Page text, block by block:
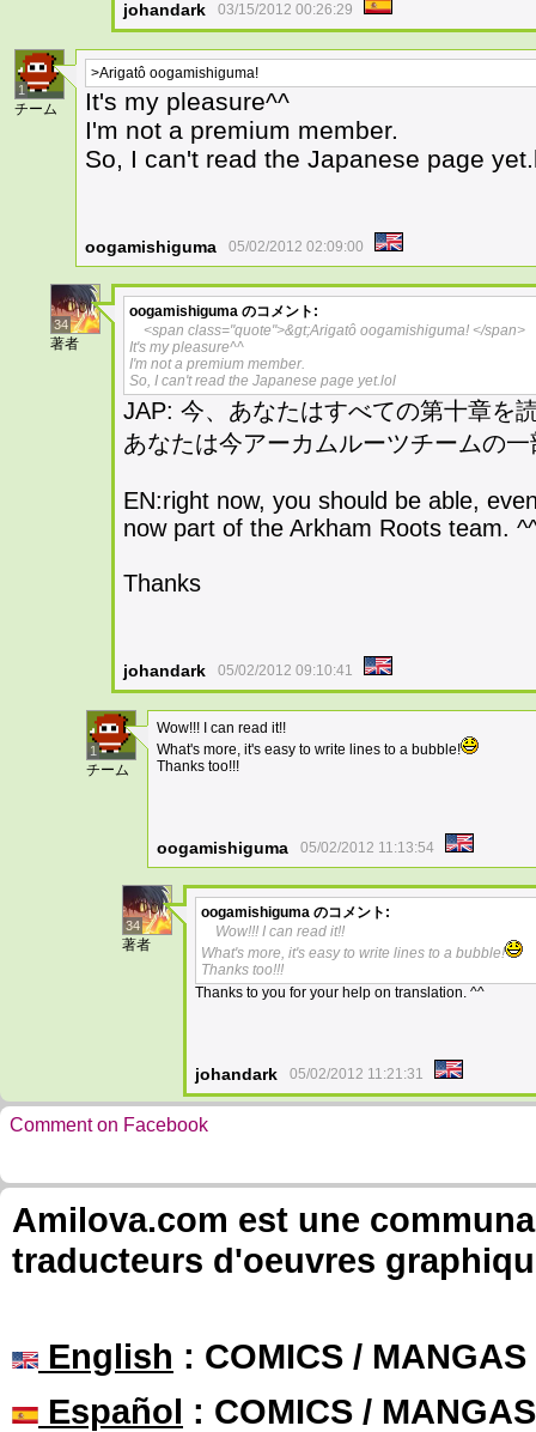
johandark 03/15/2012 00:26:29
1
チーム
>Arigatô oogamishiguma!
It's my pleasure^^
I'm not a premium member.
So, I can't read the Japanese page
oogamishiguma 05/02/2012 02:09:00
34
著者
oogamishiguma のコメント:
<span class="quote">&gt;Arigatô oogamishiguma! </span>
It's my pleasure^^
I'm not a premium member.
So, I can't read the Japanese page yet.lol
JAP: 今、あなたはすべての第十章を
あなたは今アーカムルーツチームの
EN:right now, you should be able,
now part of the Arkham Roots team.
Thanks
johandark 05/02/2012 09:10:41
1
チーム
Wow!!! I can read it!!
What's more, it's easy to write lines to a bubble!
Thanks too!!!
oogamishiguma 05/02/2012 11:13:54
34
著者
oogamishiguma のコメント:
Wow!!! I can read it!!
What's more, it's easy to write lines to a bubble!
Thanks too!!!
Thanks to you for your help on translation. ^^
johandark 05/02/2012 11:21:31
Comment on Facebook
Amilova.com est une
traducteurs d'oeuvres
English : COMICS /
Español : COMICS /